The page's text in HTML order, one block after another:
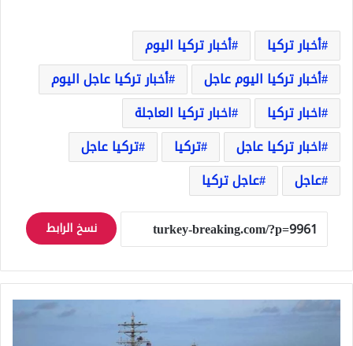
أخبار تركيا
أخبار تركيا اليوم
أخبار تركيا اليوم عاجل
أخبار تركيا عاجل اليوم
اخبار تركيا
اخبار تركيا العاجلة
اخبار تركيا عاجل
تركيا
تركيا عاجل
عاجل
عاجل تركيا
نسخ الرابط
كبرى